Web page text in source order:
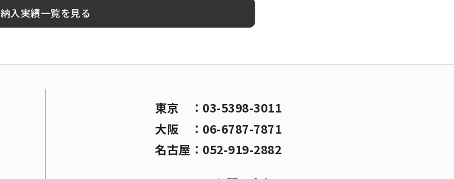
納入実績一覧を見る
東京 ： 03-5398-3011
大阪
： 06-6787-7871
名古屋 ： 052-919-2882